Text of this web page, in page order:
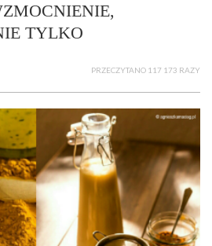
TYLKO
PRZECZYTANO 117 173 RAZY